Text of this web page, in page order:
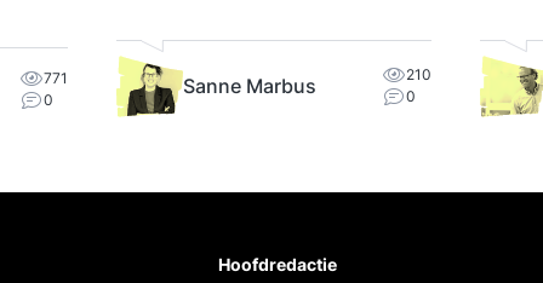
771
0
Sanne Marbus
210
0
Hoofdredactie